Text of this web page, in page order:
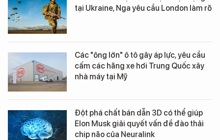
tại Ukraine, Nga yêu cầu London làm rõ
Các "ông lớn" ô tô gây áp lực, yêu cầu
cấm các hãng xe hơi Trung Quốc xây
nhà máy tại Mỹ
Đột phá chất bán dẫn 3D có thể giúp
Elon Musk giải quyết vấn đề đào thải
chip não của Neuralink